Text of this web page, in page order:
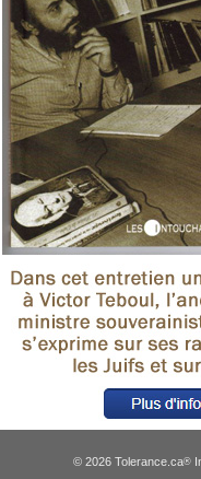
© 2026 Tolerance.ca®